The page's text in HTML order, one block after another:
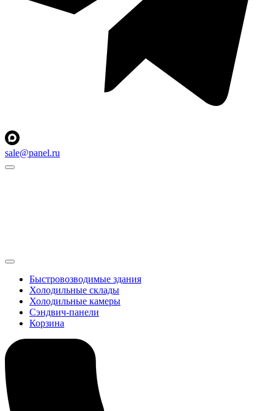
sale@panel.ru
Быстровозводимые здания
Холодильные склады
Холодильные камеры
Сэндвич-панели
Корзина